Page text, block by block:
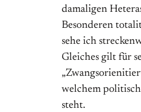
damaligen
Besonderen
sehe ich
Gleiches gilt für
welchem
steht.